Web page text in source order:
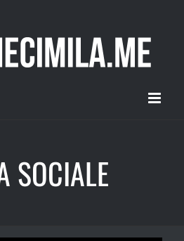
SOCIALE